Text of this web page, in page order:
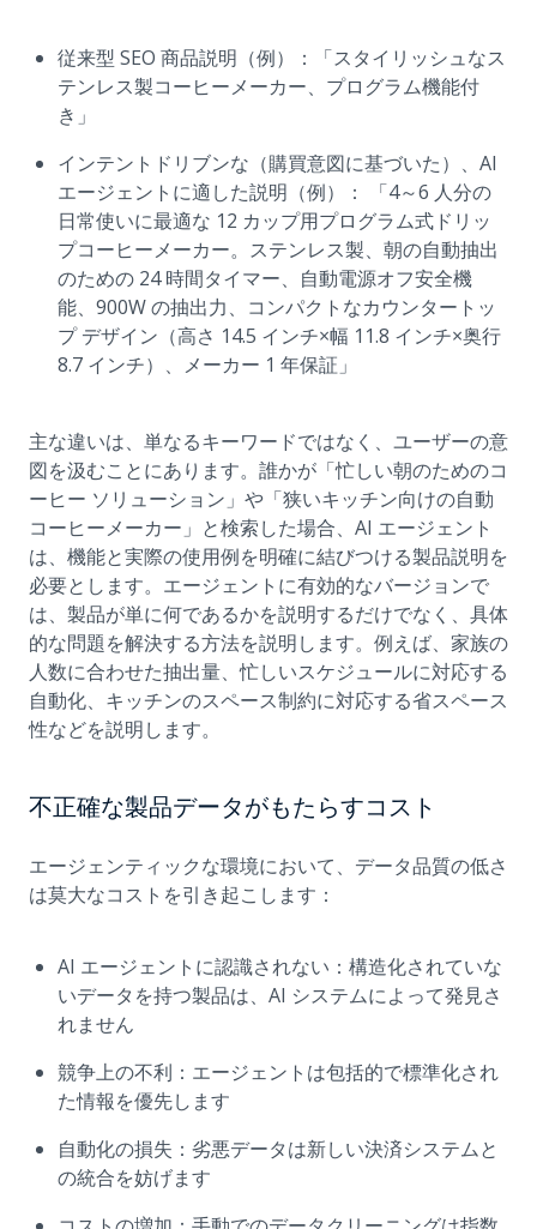
従来型 SEO 商品説明（例）：「スタイリッシュなス
テンレス製コーヒーメーカー、プログラム機能付
き」
インテントドリブンな（購買意図に基づいた）、AI
エージェントに適した説明（例）： 「4～6 人分の
日常使いに最適な 12 カップ用プログラム式ドリッ
プコーヒーメーカー。ステンレス製、朝の自動抽出
のための 24 時間タイマー、自動電源オフ安全機
能、900W の抽出力、コンパクトなカウンタートッ
プ デザイン（高さ 14.5 インチ×幅 11.8 インチ×奥行
8.7 インチ）、メーカー 1 年保証」
主な違いは、単なるキーワードではなく、ユーザーの意
図を汲むことにあります。誰かが「忙しい朝のためのコ
ーヒー ソリューション」や「狭いキッチン向けの自動
コーヒーメーカー」と検索した場合、AI エージェント
は、機能と実際の使用例を明確に結びつける製品説明を
必要とします。エージェントに有効的なバージョンで
は、製品が単に何であるかを説明するだけでなく、具体
的な問題を解決する方法を説明します。例えば、家族の
人数に合わせた抽出量、忙しいスケジュールに対応する
自動化、キッチンのスペース制約に対応する省スペース
性などを説明します。
不正確な製品データがもたらすコスト
エージェンティックな環境において、データ品質の低さ
は莫大なコストを引き起こします：
AI エージェントに認識されない：構造化されていな
いデータを持つ製品は、AI システムによって発見さ
れません
競争上の不利：エージェントは包括的で標準化され
た情報を優先します
自動化の損失：劣悪データは新しい決済システムと
の統合を妨げます